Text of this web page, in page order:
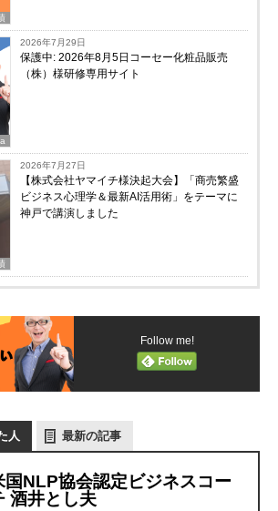
2026年7月29日
保護中: 2026年8月5日コーセー化粧品販売
（株）様研修専用サイト
2026年7月27日
【株式会社ヤマイチ様決起大会】「商売繁盛
ビジネス心理学＆最新AI活用術」をテーマに
神戸で講演しました
Follow me!
人 最新の記事
国NLP協会認定ビジネスコー
酒井とし夫